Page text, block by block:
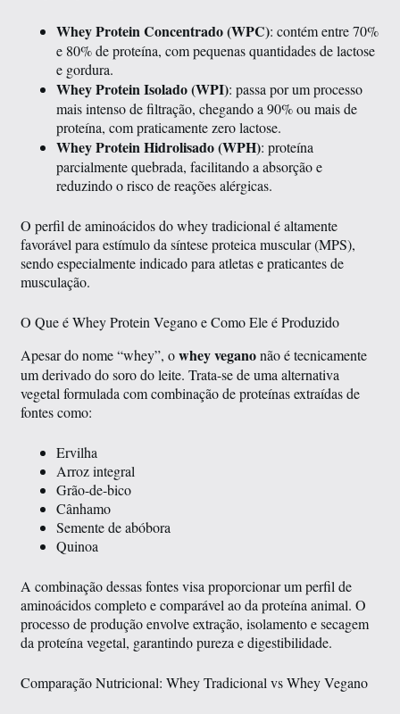
Whey Protein Concentrado (WPC): contém entre 70%
e 80% de proteína, com pequenas quantidades de lactose
e gordura.
Whey Protein Isolado (WPI): passa por um processo
mais intenso de filtração, chegando a 90% ou mais de
proteína, com praticamente zero lactose.
Whey Protein Hidrolisado (WPH): proteína
parcialmente quebrada, facilitando a absorção e
reduzindo o risco de reações alérgicas.
O perfil de aminoácidos do whey tradicional é altamente
favorável para estímulo da síntese proteica muscular (MPS),
sendo especialmente indicado para atletas e praticantes de
musculação.
O Que é Whey Protein Vegano e Como Ele é Produzido
Apesar do nome “whey”, owhey veganonão é tecnicamente
um derivado do soro do leite. Trata-se de uma alternativa
vegetal formulada com combinação de proteínas extraídas de
fontes como:
Ervilha
Arroz integral
Grão-de-bico
Cânhamo
Semente de abóbora
Quinoa
A combinação dessas fontes visa proporcionar um perfil de
aminoácidos completo e comparável ao da proteína animal. O
processo de produção envolve extração, isolamento e secagem
da proteína vegetal, garantindo pureza e digestibilidade.
Comparação Nutricional: Whey Tradicional vs Whey Vegano